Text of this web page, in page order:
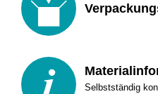
Selbstständig